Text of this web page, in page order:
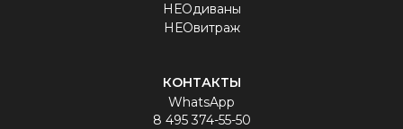
НЕОдиваны
НЕОвитраж
КОНТАКТЫ
WhatsApp
8 495 374-55-50